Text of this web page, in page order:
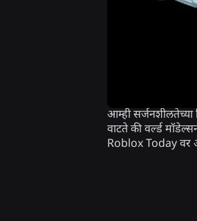
आम्ही सर्जनशीलतेच्या
वाटते की वर्ल्ड
Roblox Today वर